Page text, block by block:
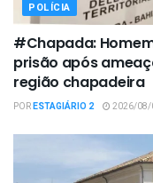
POLÍCIA
#Chapada:
prisão após
região chapadeira
PORESTAGIÁRIO 2 2026/08/